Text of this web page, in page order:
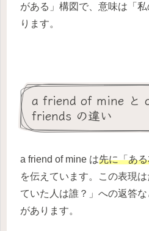
がある」構図で、意味は「
ります。
a friend of mine と
friends の違い
a friend of mine は先に「あ
を伝えています。この表現
ていた人は誰？」への返答
があります。